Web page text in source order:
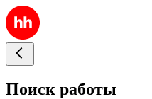
Поиск работы